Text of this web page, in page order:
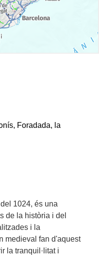
Foradada, la
1024, és una
de la història i del
i la
medieval fan d'aquest
la tranquil·litat i